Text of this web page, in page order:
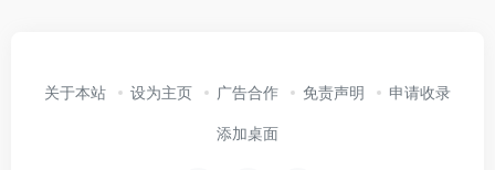
关于本站 设为主页 广告合作 免责声明 申请收录
添加桌面